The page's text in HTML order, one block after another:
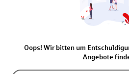
Oops! Wir bitten um
Angebote